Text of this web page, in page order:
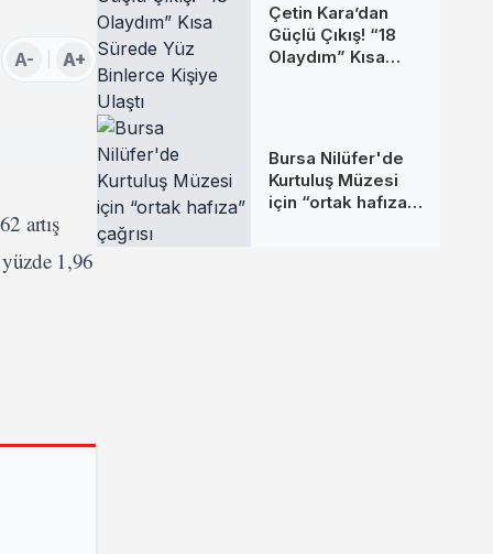
A- A+
artış
1,96
Çetin Kara’dan
Güçlü Çıkış! “18
Olaydım” Kısa
Bursa Nilüfer'de
Kurtuluş Müzesi
için “ortak hafıza”